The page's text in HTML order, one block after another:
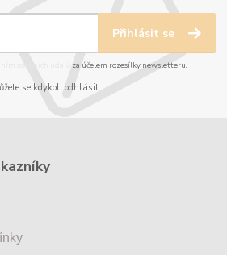
Přihlásit se
za účelem rozesílky newsletteru.
se kdykoli odhlásit.